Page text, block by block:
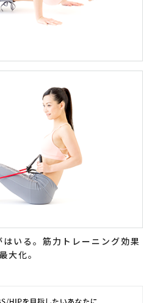
はいる。筋力トレーニング効果
最大化。